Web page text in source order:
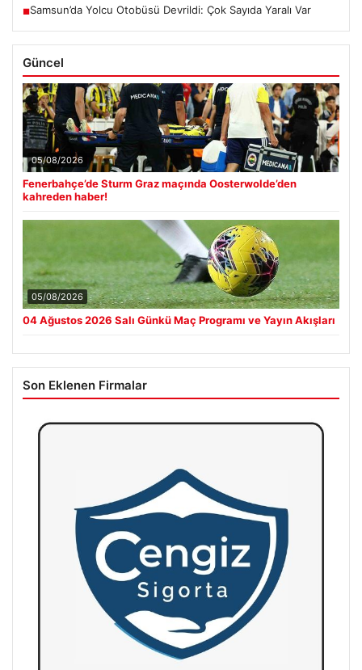
■Samsun’da Yolcu Otobüsü Devrildi: Çok Sayıda Yaralı Var
Güncel
05/08/2026
Fenerbahçe’de Sturm Graz maçında Oosterwolde’den
kahreden haber!
05/08/2026
04 Ağustos 2026 Salı Günkü Maç Programı ve Yayın Akışları
Son Eklenen Firmalar